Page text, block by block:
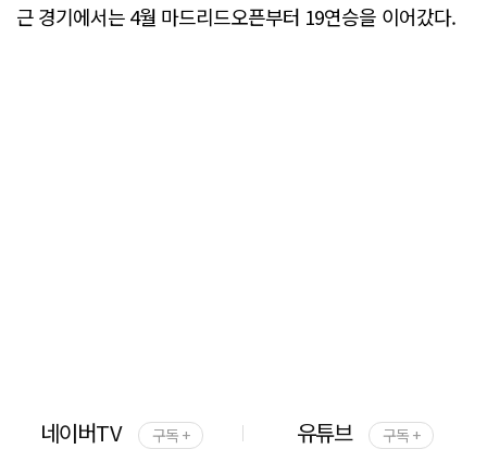
근 경기에서는 4월 마드리드오픈부터 19연승을 이어갔다.
네이버TV 구독 + 유튜브 구독 +